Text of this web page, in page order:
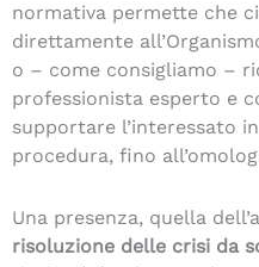
normativa permette che
direttamente
o – come consigliamo –
professionista esperto e
supportare l’interessato
procedura, fino
Una presenza, quella
risoluzione delle crisi da